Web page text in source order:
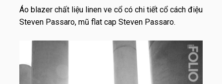
Áo blazer chất liệu linen ve cổ có chi tiết cổ cách điệu
Steven Passaro, mũ flat cap Steven Passaro.